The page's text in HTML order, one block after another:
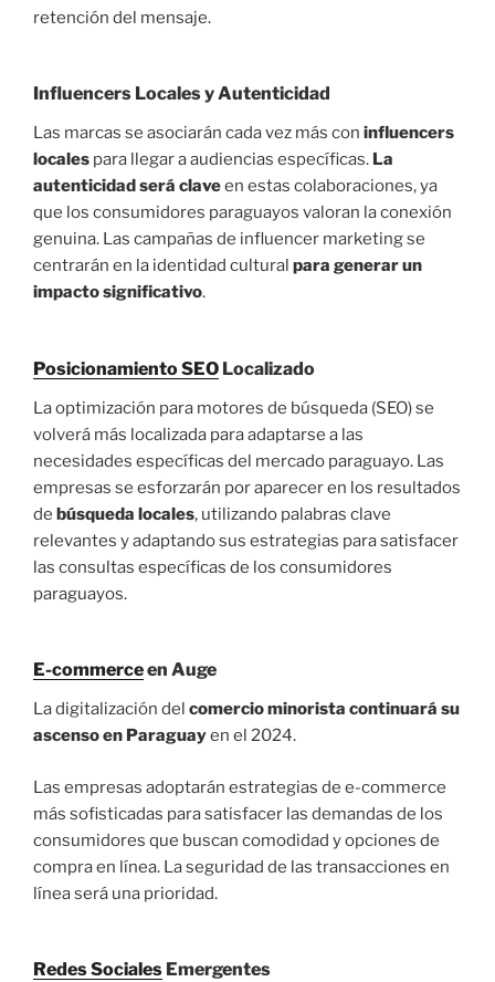
retención del mensaje.
Influencers Locales y Autenticidad
Las marcas se asociarán cada vez más con influencers
locales para llegar a audiencias específicas. La
autenticidad será claveen estas colaboraciones, ya
que los consumidores paraguayos valoran la conexión
genuina. Las campañas de influencer marketing se
centrarán en la identidad cultural para generar un
impacto significativo.
Posicionamiento SEO Localizado
La optimización para motores de búsqueda (SEO) se
volverá más localizada para adaptarse a las
necesidades específicas del mercado paraguayo. Las
empresas se esforzarán por aparecer en los resultados
de búsqueda locales, utilizando palabras clave
relevantes y adaptando sus estrategias para satisfacer
las consultas específicas de los consumidores
paraguayos.
E-commerceen Auge
La digitalización del comercio minorista continuará su
ascenso en Paraguayen el 2024.
Las empresas adoptarán estrategias de e-commerce
más sofisticadas para satisfacer las demandas de los
consumidores que buscan comodidad y opciones de
compra en línea. La seguridad de las transacciones en
línea será una prioridad.
Redes Sociales Emergentes